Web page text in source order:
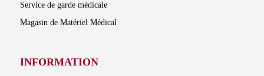
Service de garde médicale
Magasin de Matériel Médical
INFORMATION